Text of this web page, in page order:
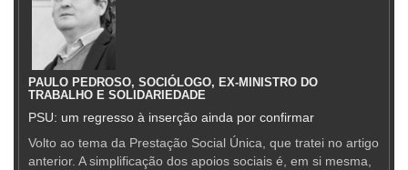
PAULO PEDROSO, SOCIÓLOGO, EX-MINISTRO DO
TRABALHO E SOLIDARIEDADE
PSU: um regresso à inserção ainda por confirmar
Volto ao tema da Prestação Social Única, que tratei no artigo
anterior. A simplificação dos apoios sociais é, em si mesma,